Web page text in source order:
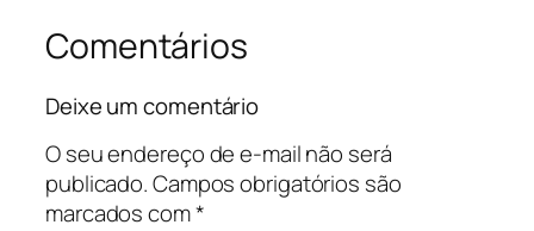
Comentários
Deixe um comentário
O seu endereço de e-mail não será
publicado.Campos obrigatórios são
marcados com*